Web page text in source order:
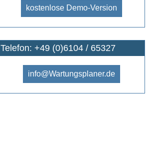
kostenlose Demo-Version
Telefon: +49 (0)6104 / 65327
info@Wartungsplaner.de